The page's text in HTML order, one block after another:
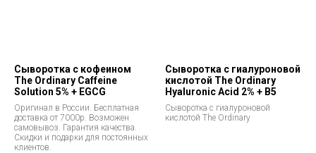
Сыворотка с кофеином
The Ordinary Caffeine
Solution 5% + EGCG
Оригинал в России. Бесплатная
доставка от 7000р. Возможен
самовывоз. Гарантия качества.
Скидки и подарки для постоянных
клиентов.
Сыворотка с гиалуроновой
кислотой The Ordinary
Hyaluronic Acid 2% + В5
Сыворотка с гиалуроновой
кислотой The Ordinary